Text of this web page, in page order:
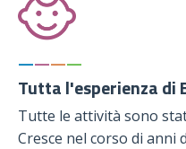
————
Tutta l'esperienza di
Tutte le attività sono
Cresce nel corso di anni